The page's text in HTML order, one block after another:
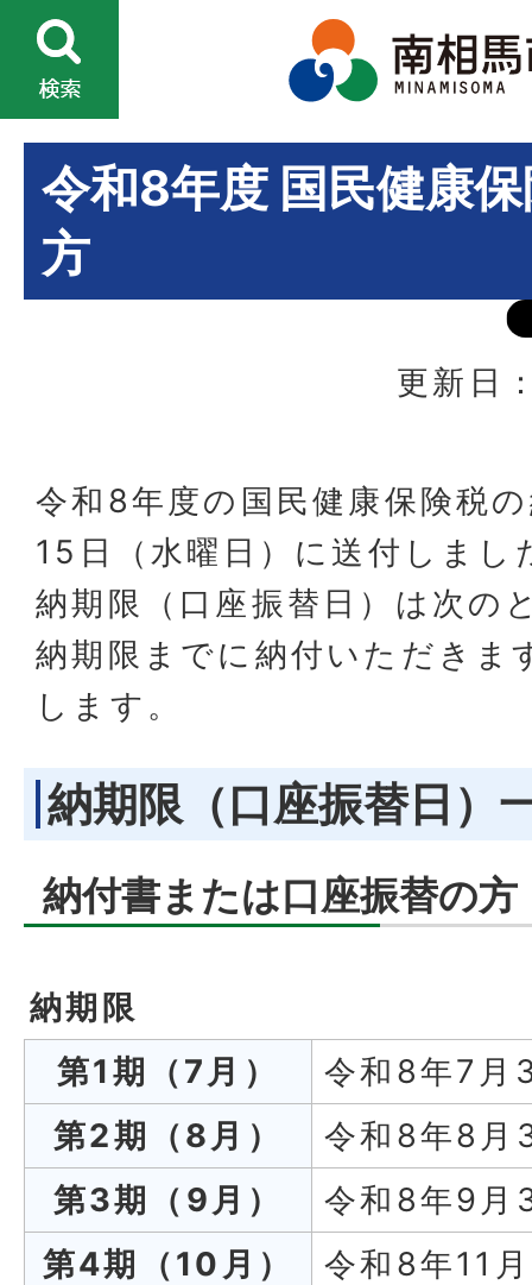
令和8年度 国民健康
方
更新日
令和8年度の国民健康保険税
15日（水曜日）に送付しまし
納期限（口座振替日）は次の
納期限までに納付いただきま
します。
納期限（口座振替日）
納付書または口座振替の方
納期限
第1期（7月）
令和8年7月
第2期（8月）
令和8年8月
第3期（9月）
令和8年9月
第4期（10月）
令和8年11